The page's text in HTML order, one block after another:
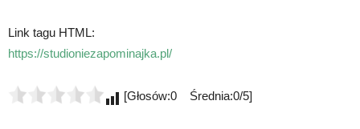
Link tagu HTML:
https://studioniezapominajka.pl/
[Głosów:0 Średnia:0/5]